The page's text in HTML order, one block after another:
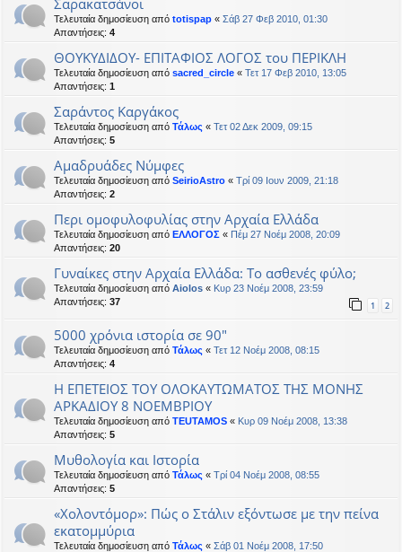
Τελευταία δημοσίευση από totispap « Σάβ 27 Φεβ 2010, 01:30
Απαντήσεις: 4
ΘΟΥΚΥΔΙΔΟΥ- ΕΠΙΤΑΦΙΟΣ ΛΟΓΟΣ του ΠΕΡΙΚΛΗ
Τελευταία δημοσίευση από sacred_circle « Τετ 17 Φεβ 2010, 13:05
Απαντήσεις: 1
Σαράντος Καργάκος
Τελευταία δημοσίευση από Τάλως « Τετ 02 Δεκ 2009, 09:15
Απαντήσεις: 5
Αμαδρυάδες Νύμφες
Τελευταία δημοσίευση από SeirioAstro « Τρί 09 Ιουν 2009, 21:18
Απαντήσεις: 2
Περι ομοφυλοφυλίας στην Αρχαία Ελλάδα
Τελευταία δημοσίευση από ΕΛΛΟΓΟΣ « Πέμ 27 Νοέμ 2008, 20:09
Απαντήσεις: 20
Γυναίκες στην Αρχαία Ελλάδα: Το ασθενές φύλο;
Τελευταία δημοσίευση από Aiolos « Κυρ 23 Νοέμ 2008, 23:59
Απαντήσεις: 37 1 2
5000 χρόνια ιστορία σε 90"
Τελευταία δημοσίευση από Τάλως « Τετ 12 Νοέμ 2008, 08:15
Απαντήσεις: 4
Η ΕΠΕΤΕΙΟΣ ΤΟΥ ΟΛΟΚΑΥΤΩΜΑΤΟΣ ΤΗΣ ΜΟΝΗΣ
ΑΡΚΑΔΙΟΥ 8 ΝΟΕΜΒΡΙΟΥ
Τελευταία δημοσίευση από TEUTAMOS « Κυρ 09 Νοέμ 2008, 13:38
Απαντήσεις: 5
Μυθολογία και Ιστορία
Τελευταία δημοσίευση από Τάλως « Τρί 04 Νοέμ 2008, 08:55
Απαντήσεις: 5
«Χολοντόμορ»: Πώς ο Στάλιν εξόντωσε με την πείνα
εκατομμύρια
Τελευταία δημοσίευση από Τάλως « Σάβ 01 Νοέμ 2008, 17:50